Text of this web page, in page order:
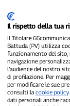
P300.it è
Registrazione
Il rispetto della tua
Il Titolare
Battuda (PV) utilizza
funzionamento del sito,
navigazione
l’audience del nostro
di profilazione. Per
per modificare le sue
consulti la cookie policy
dati personali anche